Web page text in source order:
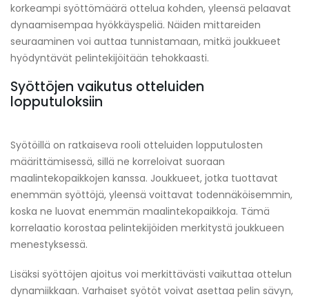
korkeampi syöttömäärä ottelua kohden, yleensä pelaavat
dynaamisempaa hyökkäyspeliä. Näiden mittareiden
seuraaminen voi auttaa tunnistamaan, mitkä joukkueet
hyödyntävät pelintekijöitään tehokkaasti.
Syöttöjen vaikutus otteluiden
lopputuloksiin
Syötöillä on ratkaiseva rooli otteluiden lopputulosten
määrittämisessä, sillä ne korreloivat suoraan
maalintekopaikkojen kanssa. Joukkueet, jotka tuottavat
enemmän syöttöjä, yleensä voittavat todennäköisemmin,
koska ne luovat enemmän maalintekopaikkoja. Tämä
korrelaatio korostaa pelintekijöiden merkitystä joukkueen
menestyksessä.
Lisäksi syöttöjen ajoitus voi merkittävästi vaikuttaa ottelun
dynamiikkaan. Varhaiset syötöt voivat asettaa pelin sävyn,